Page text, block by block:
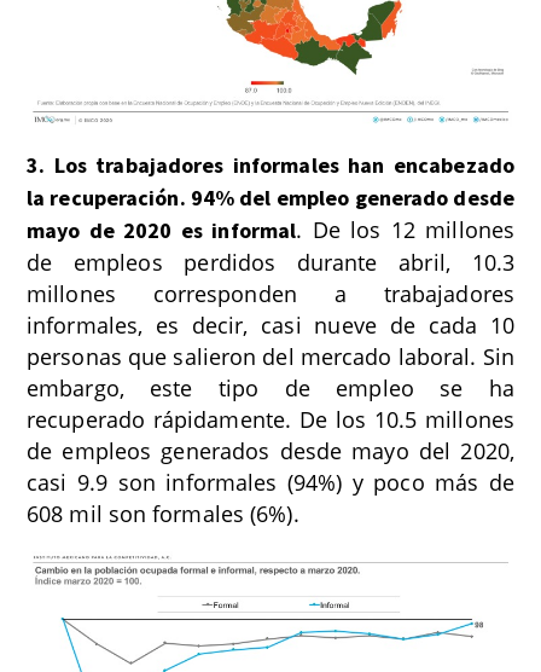
3. Los trabajadores informales han encabezado
la recuperación. 94% del empleo generado desde
mayo de 2020 es informal. De los 12 millones
de empleos perdidos durante abril, 10.3
millones corresponden a trabajadores
informales, es decir, casi nueve de cada 10
personas que salieron del mercado laboral. Sin
embargo, este tipo de empleo se ha
recuperado rápidamente. De los 10.5 millones
de empleos generados desde mayo del 2020,
casi 9.9 son informales (94%) y poco más de
608 mil son formales (6%).